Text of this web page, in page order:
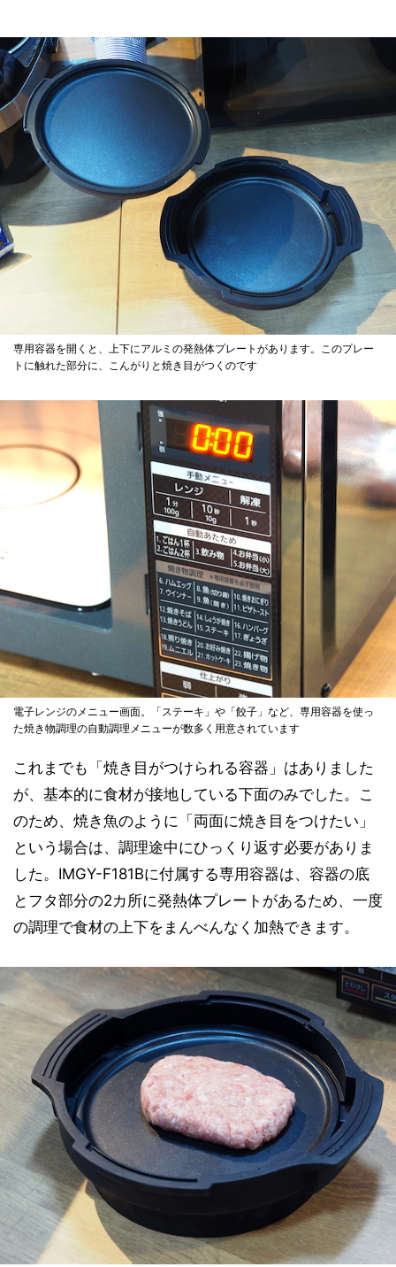
専用容器を開くと、上下にアルミの発熱体プレートがあります。このプレー
トに触れた部分に、こんがりと焼き目がつくのです
電子レンジのメニュー画面。「ステーキ」や「餃子」など、専用容器を使っ
た焼き物調理の自動調理メニューが数多く用意されています
これまでも「焼き目がつけられる容器」はありました
が、基本的に食材が接地している下面のみでした。こ
のため、焼き魚のように「両面に焼き目をつけたい」
という場合は、調理途中にひっくり返す必要がありま
した。IMGY-F181Bに付属する専用容器は、容器の底
とフタ部分の2カ所に発熱体プレートがあるため、一度
の調理で食材の上下をまんべんなく加熱できます。